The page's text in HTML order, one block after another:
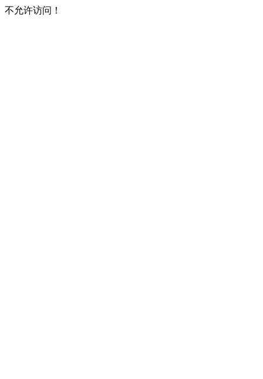
不允许访问！